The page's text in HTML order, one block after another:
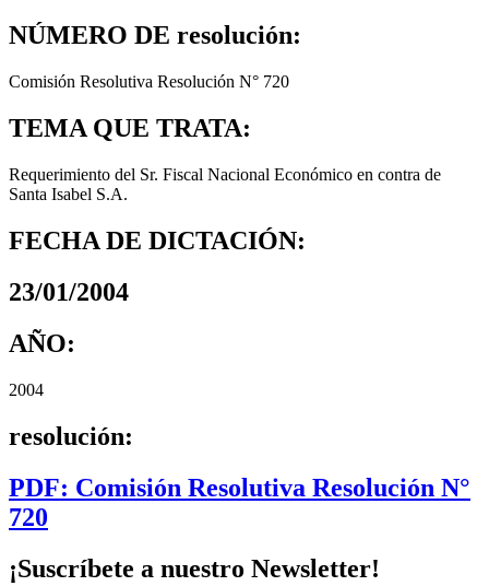
NÚMERO DE resolución:
Comisión Resolutiva Resolución N° 720
TEMA QUE TRATA:
Requerimiento del Sr. Fiscal Nacional Económico en contra de
Santa Isabel S.A.
FECHA DE DICTACIÓN:
23/01/2004
AÑO:
2004
resolución:
PDF: Comisión Resolutiva Resolución N°
720
¡Suscríbete a nuestro Newsletter!